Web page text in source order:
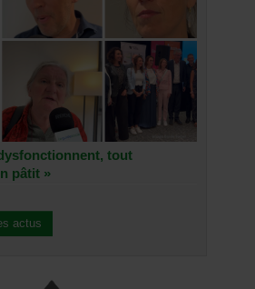
tout
pâtit »
actus